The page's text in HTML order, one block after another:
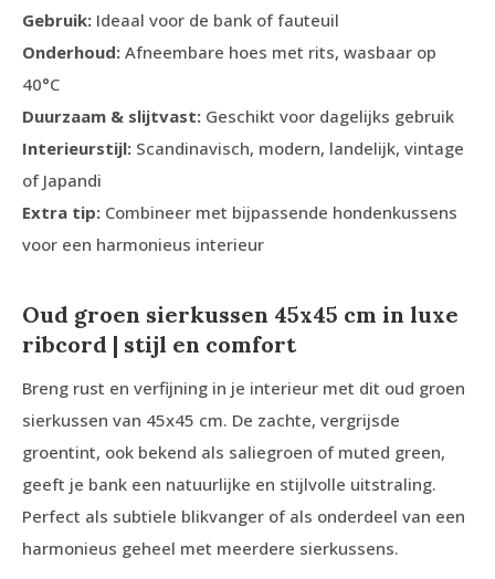
Gebruik: Ideaal voor de bank of fauteuil
Onderhoud: Afneembare hoes met rits, wasbaar op
40°C
Duurzaam & slijtvast: Geschikt voor dagelijks gebruik
Interieurstijl: Scandinavisch, modern, landelijk, vintage
of Japandi
Extra tip: Combineer met bijpassende hondenkussens
voor een harmonieus interieur
Oud groen sierkussen 45x45 cm in luxe
ribcord | stijl en comfort
Breng rust en verfijning in je interieur met dit oud groen
sierkussen van 45x45 cm. De zachte, vergrijsde
groentint, ook bekend als saliegroen of muted green,
geeft je bank een natuurlijke en stijlvolle uitstraling.
Perfect als subtiele blikvanger of als onderdeel van een
harmonieus geheel met meerdere sierkussens.